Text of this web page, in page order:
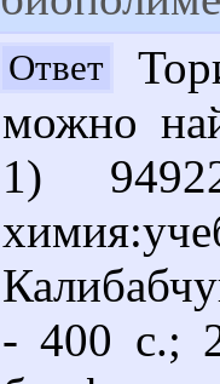
Ответ
можно
1)
- 400 с.;